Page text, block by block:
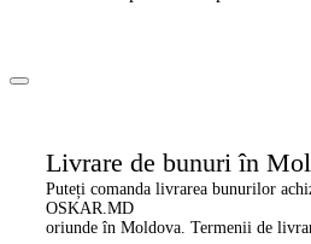
Livrare de bunuri în
Puteți comanda livrarea bunurilor
OSKAR.MD
oriunde în Moldova. Termenii de